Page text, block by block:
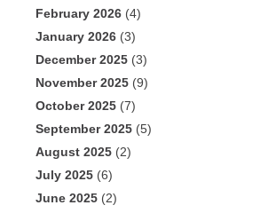
February 2026 (4)
January 2026 (3)
December 2025 (3)
November 2025 (9)
October 2025 (7)
September 2025 (5)
August 2025 (2)
July 2025 (6)
June 2025 (2)